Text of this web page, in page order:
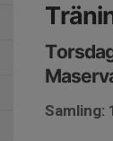
Samling: